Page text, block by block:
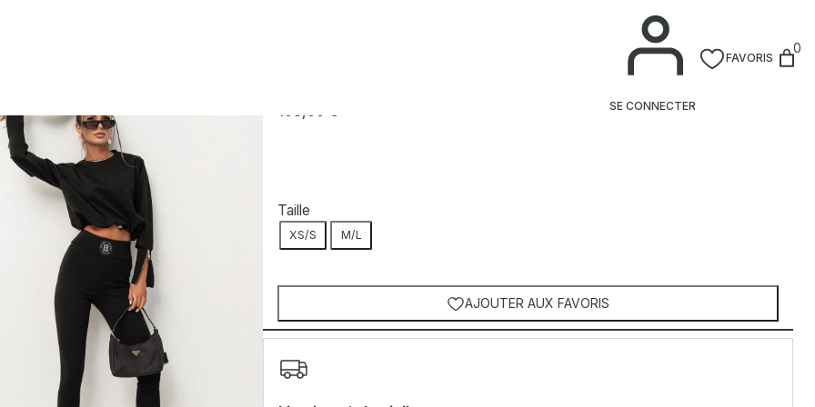
SE CONNECTER
FAVORIS
0
103,00 €
Taille
XS/S M/L
AJOUTER AUX FAVORIS